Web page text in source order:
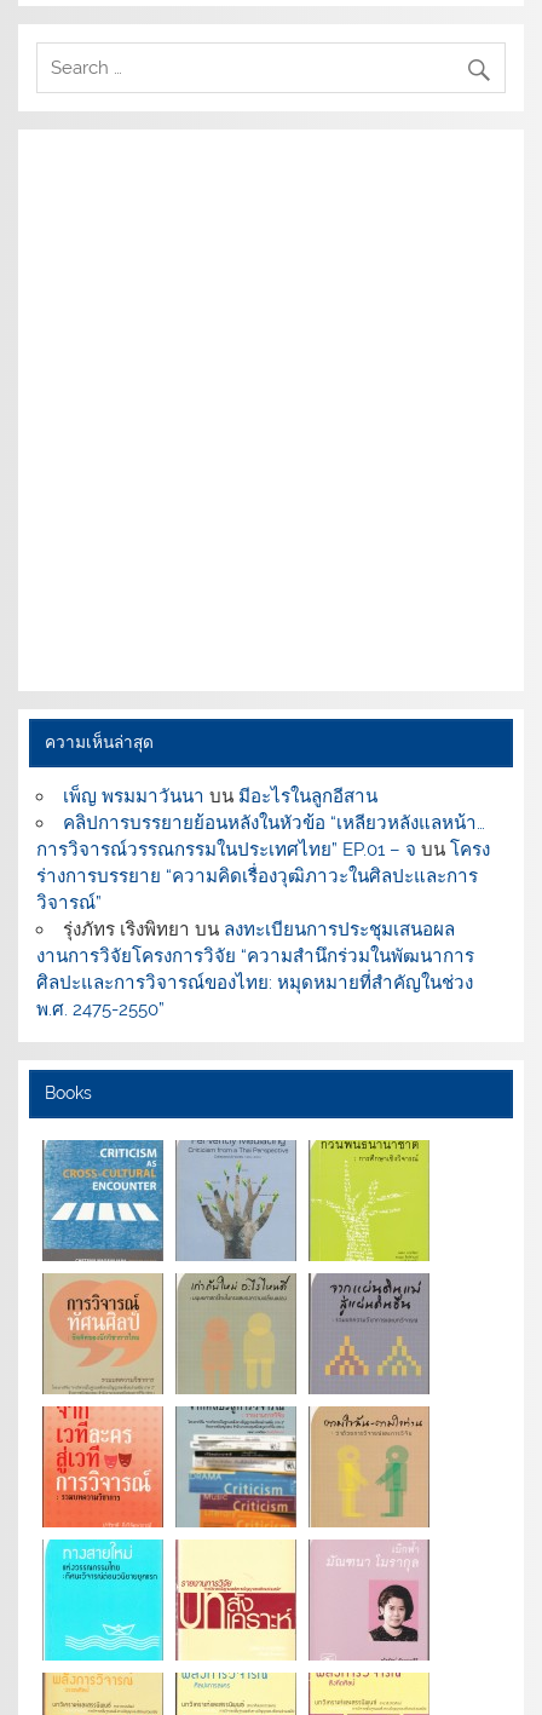
ความเห็นล่าสุด
เพ็ญ พรมมาวันนา บน มีอะไรในลูกอีสาน
คลิปการบรรยายย้อนหลังในหัวข้อ “เหลียวหลังแลหน้า…
การวิจารณ์วรรณกรรมในประเทศไทย” EP.01 – จ บน โครง
ร่างการบรรยาย “ความคิดเรื่องวุฒิภาวะในศิลปะและการ
วิจารณ์”
รุ่งภัทร เริงพิทยา บน ลงทะเบียนการประชุมเสนอผล
งานการวิจัยโครงการวิจัย “ความสำนึกร่วมในพัฒนาการ
ศิลปะและการวิจารณ์ของไทย: หมุดหมายที่สำคัญในช่วง
พ.ศ. 2475-2550”
Books